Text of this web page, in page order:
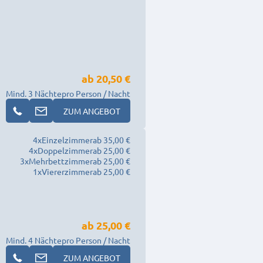
Mind. 3 Nächte
ab 20,50 €
pro Person / Nacht
ZUM ANGEBOT
4xEinzelzimmerab 35,00 €
4xDoppelzimmerab 25,00 €
3xMehrbettzimmerab 25,00 €
1xViererzimmerab 25,00 €
Mind. 4 Nächte
ab 25,00 €
pro Person / Nacht
ZUM ANGEBOT